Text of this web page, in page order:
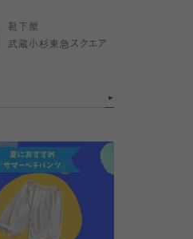
靴下屋
武蔵小杉東急スクエア